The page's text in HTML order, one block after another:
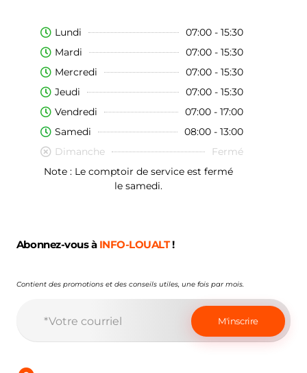
Lundi
07:00 - 15:30
Mardi
07:00 - 15:30
Mercredi
07:00 - 15:30
Jeudi
07:00 - 15:30
Vendredi
07:00 - 17:00
Samedi
08:00 - 13:00
Dimanche
Fermé
Note : Le comptoir de service est fermé
le samedi.
Abonnez-vous à INFO-LOUALT!
Contient des promotions et des conseils utiles, une fois par mois.